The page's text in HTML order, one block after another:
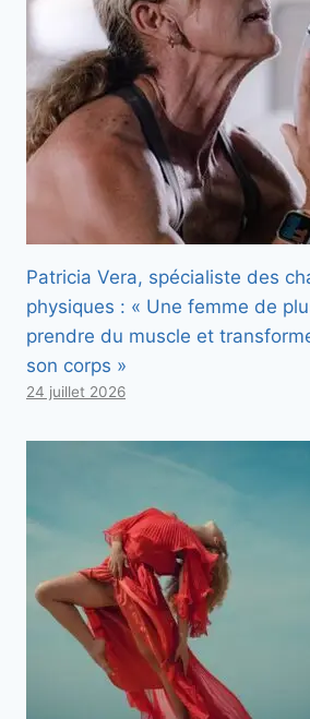
Patricia Vera, spécialiste des
physiques : « Une femme de
prendre du muscle et
son corps »
24 juillet 2026